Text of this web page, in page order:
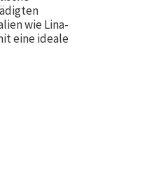
wie Lina-
eine ideale